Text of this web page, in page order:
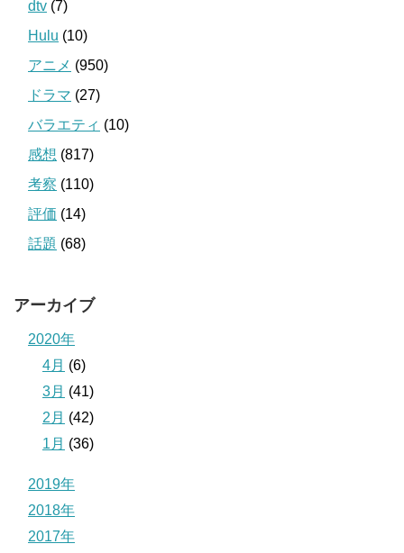
dtv (7)
Hulu (10)
アニメ (950)
ドラマ (27)
バラエティ (10)
感想 (817)
考察 (110)
評価 (14)
話題 (68)
アーカイブ
2020年
4月 (6)
3月 (41)
2月 (42)
1月 (36)
2019年
2018年
2017年